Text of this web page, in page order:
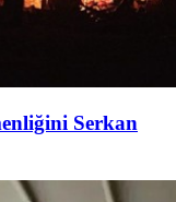
Serkan